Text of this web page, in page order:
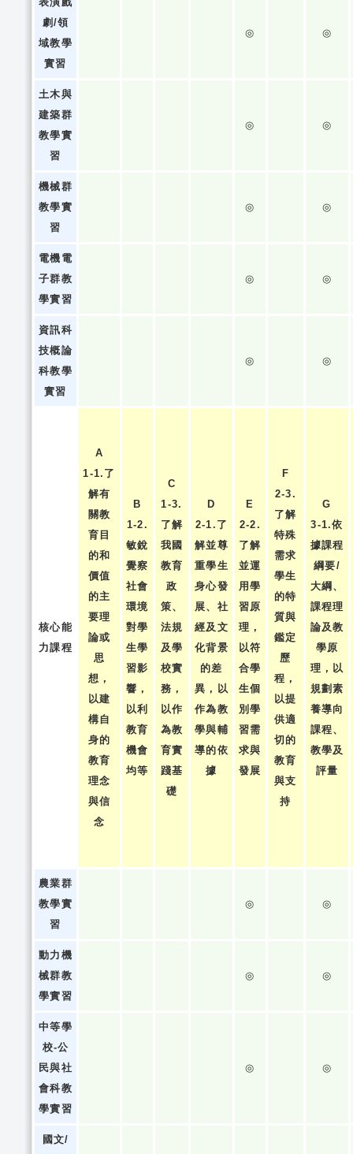
劇/領
域教學
實習
◎ ◎
土木與
建築群
教學實
習
◎ ◎
機械群
教學實
習
◎ ◎
電機電
子群教
學實習
◎ ◎
資訊科
技概論
科教學
實習
◎ ◎
核心能
力課程
A
1-1.了
解有
關教
育目
的和
價值
的主
要理
論或
思
想，
以建
構自
身的
教育
理念
與信
念
B
1-2.
敏銳
覺察
社會
環境
對學
生學
習影
響，
以利
教育
機會
均等
C
1-3.
了解
我國
教育
政
策、
法規
及學
校實
務，
以作
為教
育實
踐基
礎
D
2-1.了
解並尊
重學生
身心發
展、社
經及文
化背景
的差
異，以
作為教
學與輔
導的依
據
E
2-2.
了解
並運
用學
習原
理，
以符
合學
生個
別學
習需
求與
發展
F
2-3.
了解
特殊
需求
學生
的特
質與
鑑定
歷
程，
以提
供適
切的
教育
與支
持
G
3-1.依
據課程
綱要/
大綱、
課程理
論及教
學原
理，以
規劃素
養導向
課程、
教學及
評量
農業群
教學實
習
◎ ◎
動力機
械群教
學實習
◎ ◎
中等學
校-公
民與社
會科教
學實習
◎ ◎
國文/